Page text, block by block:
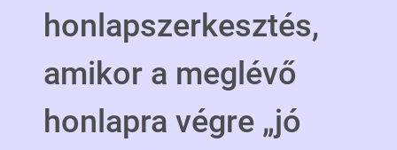
honlapszerkesztés,
amikor a meglévő
honlapra végre „jó